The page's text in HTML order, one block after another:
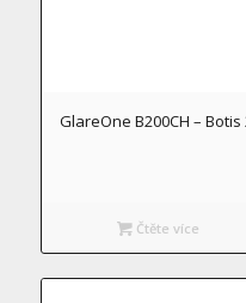
GlareOne B200CH –
Čtěte více